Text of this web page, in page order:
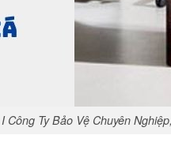
Công Ty Bảo Vệ Chuyên